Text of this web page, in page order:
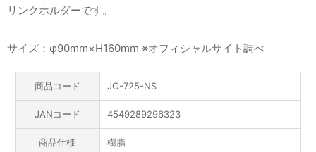
リンクホルダーです。
サイズ：φ90mm×H160mm ※オフィシャルサイト調べ
商品コード JO-725-NS
JANコード 4549289296323
商品仕様 樹脂